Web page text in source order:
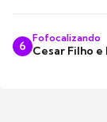
6
Fofocalizando
Cesar Filho